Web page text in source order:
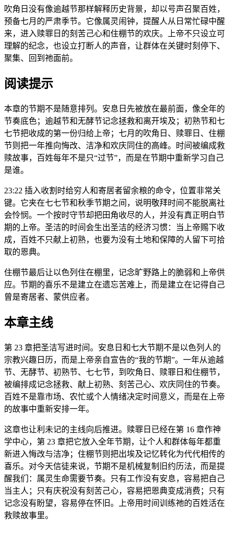
吹角日没有像逾越节那样解释历史背景，却以号声召聚百姓，
预备七月的严肃季节。它像属灵闹钟，提醒人从日常忙碌中醒
来，进入赎罪日的刻苦己心和住棚节的欢庆。上帝不只设立可
理解的纪念，也设立打断人的声音，让群体在关键时刻停下、
聚集、回到祂面前。
阅读提示
本章的节期不是随意排列。安息日先被放在最前面，像全年的
节奏底色；逾越节和无酵节记念拯救和离开埃及；初熟节和七
七节把收成的第一份归给上帝；七月的吹角日、赎罪日、住棚
节则把一年推向悔改、洁净和欢庆同住的高峰。时间被编成救
赎故事，百姓每年不是只“过节”，而是在节期中重新学习自己
是谁。
23:22 插入收割时给穷人和寄居者留余粮的命令，位置非常关
键。它夹在七七节和秋季节期之间，说明敬拜时间不能脱离社
会怜悯。一个按时守节却把田角收尽的人，并没有真正明白节
期的上帝。圣洁的时间会生出圣洁的经济习惯：当上帝赐下收
成，百姓不只献上初熟，也要为没有土地和保障的人留下可拾
取的恩典。
住棚节最后让以色列住在棚里，记念旷野路上的脆弱和上帝供
应。节期的喜乐不是建立在遗忘苦难上，而是建立在记得自己
曾是寄居者、蒙供应者。
本章主线
第 23 章把圣洁写进时间。安息日和七大节期不是以色列人的
宗教兴趣日历，而是上帝亲自宣告的“我的节期”。一年从逾越
节、无酵节、初熟节、七七节，到吹角日、赎罪日和住棚节，
被编排成记念拯救、献上初熟、刻苦己心、欢庆同住的节奏。
百姓不是靠市场、农忙或个人情绪决定时间意义，而是在上帝
的故事中重新安排一年。
这章也让利未记的主线向后推进。赎罪日已经在第 16 章作神
学中心，第 23 章把它放入全年节期，让个人和群体每年都重
新进入悔改与洁净；住棚节则把出埃及记忆转化为代代相传的
喜乐。对今天信徒来说，节期不是机械复制旧约历法，而是提
醒我们：属灵生命需要节奏。只有工作没有安息，容易把自己
当主人；只有庆祝没有刻苦己心，容易把恩典变成消费；只有
记念没有盼望，容易停在怀旧。上帝用时间训练祂的百姓活在
救赎故事里。